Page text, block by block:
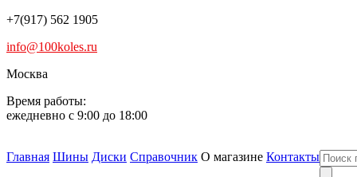
+7(917) 562 1905
info@100koles.ru
Москва
Время работы:
ежедневно с 9:00 до 18:00
Главная Шины Диски Справочник О магазине Контакты